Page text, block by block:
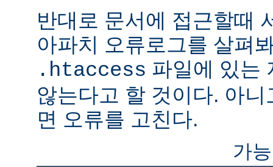
반대로 문서에 접근할때
아파치 오류로그를 살펴
.htaccess 파일에 있는
않는다고 할 것이다. 아
면 오류를 고친다.
가